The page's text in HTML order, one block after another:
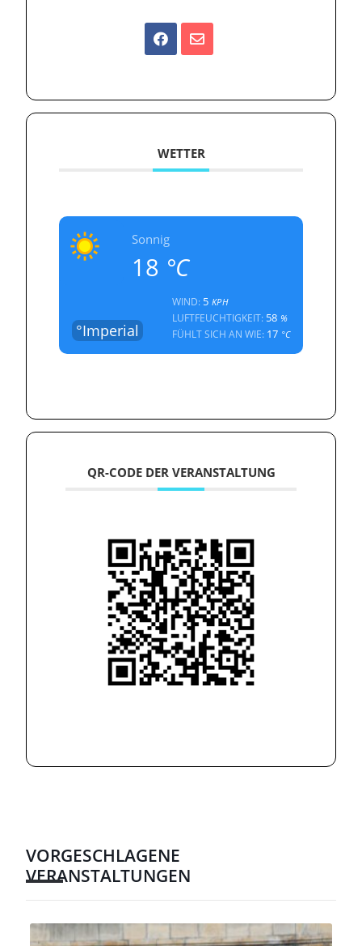
WETTER
Sonnig
18 °C
°Imperial
WIND: 5 KPH
LUFTFEUCHTIGKEIT: 58 %
FÜHLT SICH AN WIE: 17 °C
QR-CODE DER VERANSTALTUNG
VORGESCHLAGENE
VERANSTALTUNGEN